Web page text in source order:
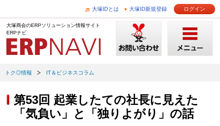
大塚IDとは 大塚ID新規登録 ログイン
大塚商会のERPソリューション情報サイト
ERPナビ
トク◎情報 IT＆ビジネスコラム
第53回 起業したての社長に見えた
「気負い」と「独りよがり」の話